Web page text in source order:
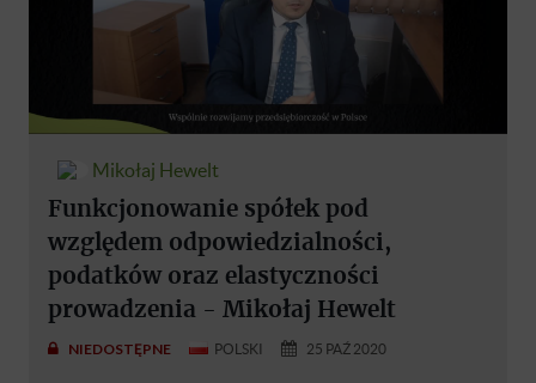
Mikołaj Hewelt
Funkcjonowanie spółek pod
względem odpowiedzialności,
podatków oraz elastyczności
prowadzenia - Mikołaj Hewelt
NIEDOSTĘPNE POLSKI 25 PAŹ 2020